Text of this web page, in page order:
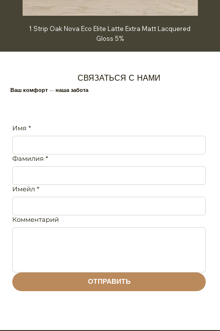
1 Strip Oak Nova Eco Elite Latte Extra Matt Lacquered
Gloss 5%
СВЯЗАТЬСЯ С НАМИ
Ваш комфорт — наша забота
Имя *
Фамилия *
Имейл *
Комментарий
ОТПРАВИТЬ